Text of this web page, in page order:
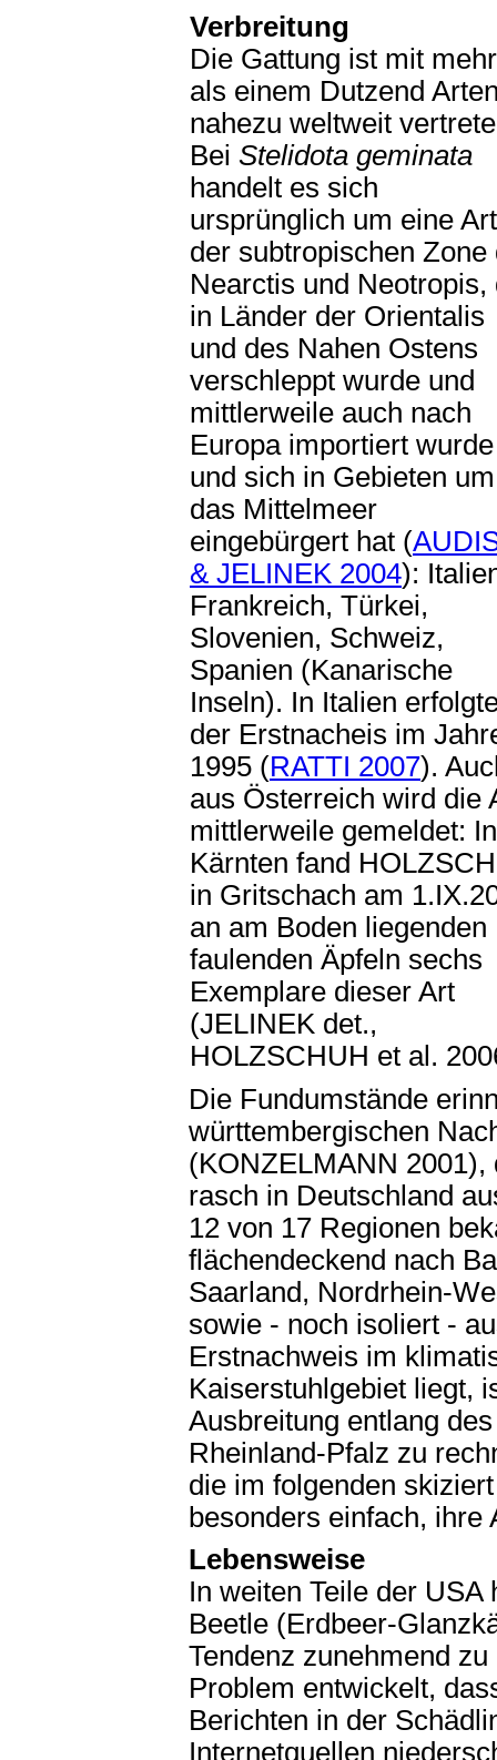
Verbreitung
Die Gattung ist mit mehr
als einem Dutzend
nahezu weltweit
Bei Stelidota geminata
handelt es sich
ursprünglich um eine Art
der subtropischen Zone
Nearctis und Neotropis,
in Länder der Orientalis
und des Nahen Ostens
verschleppt wurde und
mittlerweile auch nach
Europa importiert wurde
und sich in Gebieten um
das Mittelmeer
eingebürgert hat (
& JELINEK 2004):
Frankreich, Türkei,
Slovenien, Schweiz,
Spanien (Kanarische
Inseln). In Italien
der Erstnacheis im
1995 (RATTI 2007).
aus Österreich wird die
mittlerweile gemeldet: In
Kärnten fand
in Gritschach am
an am Boden liegenden
faulenden Äpfeln sechs
Exemplare dieser Art
(JELINEK det.,
HOLZSCHUH et al.
Die Fundumstände
württembergischen
(KONZELMANN
rasch in Deutschland
12 von 17 Regionen
flächendeckend nach
Saarland, Nordrhein-
sowie - noch isoliert -
Erstnachweis im
Kaiserstuhlgebiet liegt,
Ausbreitung entlang
Rheinland-Pfalz zu
die im folgenden
besonders einfach,
Lebensweise
In weiten Teile der
Beetle (Erdbeer-
Tendenz zunehmend
Problem entwickelt,
Berichten in der
Internetquellen